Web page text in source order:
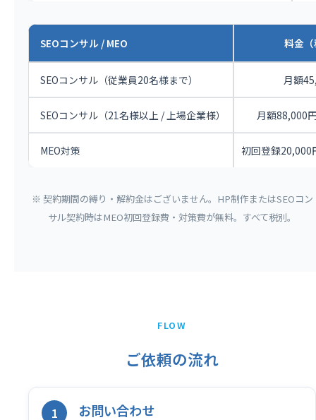
SEOコンサル / MEO 料金
SEOコンサル（従業員20名様まで） 月額
SEOコンサル（21名様以上 / 上場企業様） 月額88,000
MEO対策 初回登録20,000
※ 契約期間の縛り・解約金はございません。HP制作またはSEOコン
サル契約時はMEO初回登録費・対策費が無料。すべて税別。
FLOW
ご依頼の流れ
お問い合わせ